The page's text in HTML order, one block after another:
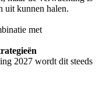
uit kunnen halen.
met
2027 wordt dit steeds